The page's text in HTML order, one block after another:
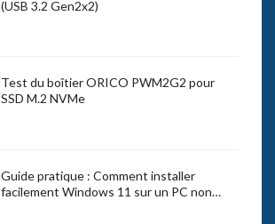
(USB 3.2 Gen2x2)
Test du boîtier ORICO PWM2G2 pour
SSD M.2 NVMe
Guide pratique : Comment installer
facilement Windows 11 sur un PC non…